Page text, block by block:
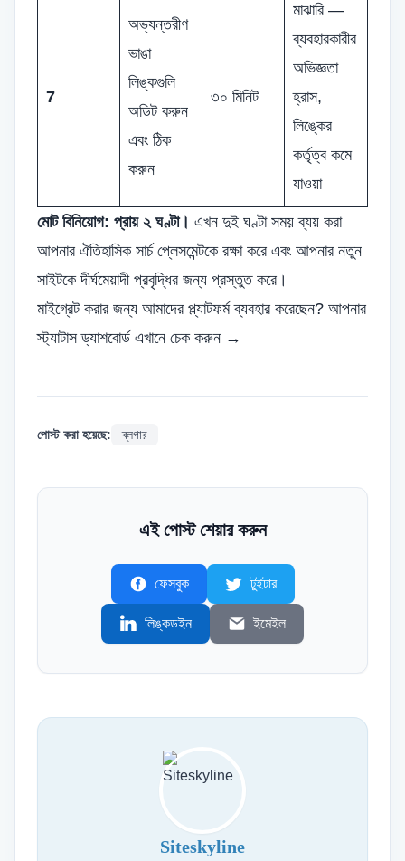
7
অভ্যন্তরীণ
ভাঙা
লিঙ্কগুলি
অডিট করুন
এবং ঠিক
করুন
৩০ মিনিট
মাঝারি —
ব্যবহারকারীর
অভিজ্ঞতা
হ্রাস,
লিঙ্কের
কর্তৃত্ব কমে
যাওয়া
মোট বিনিয়োগ: প্রায় ২ ঘণ্টা। এখন দুই ঘণ্টা সময় ব্যয় করা
আপনার ঐতিহাসিক সার্চ প্লেসমেন্টকে রক্ষা করে এবং আপনার নতুন
সাইটকে দীর্ঘমেয়াদী প্রবৃদ্ধির জন্য প্রস্তুত করে।
মাইগ্রেট করার জন্য আমাদের প্ল্যাটফর্ম ব্যবহার করেছেন? আপনার
স্ট্যাটাস ড্যাশবোর্ড এখানে চেক করুন →
পোস্ট করা হয়েছে: ব্লগার
এই পোস্ট শেয়ার করুন
ফেসবুক টুইটার
লিঙ্কডইন ইমেইল
Siteskyline